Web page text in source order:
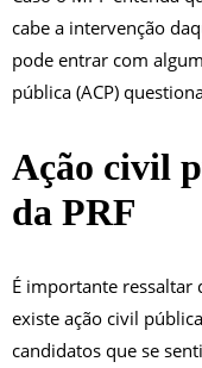
cabe a intervenção
pode entrar com
pública (ACP)
Ação civil
da PRF
É importante ressaltar
existe ação civil
candidatos que se